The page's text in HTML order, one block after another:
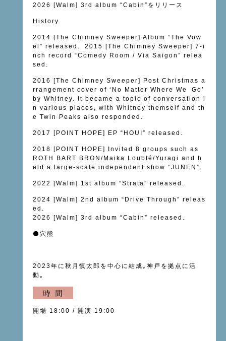
2026 [Walm] 3rd album “Cabin”をリリース
History
2014 [The Chimney Sweeper] Album “The Vow
el” released. 2015 [The Chimney Sweeper] 7-i
nch record “Comedy Room / Via Saigon” relea
sed.
2016 [The Chimney Sweeper] Post Christmas a
rrangement cover of ‘No Matter Where We Go’
by Whitney. It became a topic of conversation i
n various places, with Whitney themself and th
e Twin Peaks also responded.
2017 [POINT HOPE] EP “HOUI” released.
2018 [POINT HOPE] Invited 8 groups such as
ROTH BART BRON/Maika Loubté/Yuragi and h
eld a large-scale independent show “JUNEN”.
2022 [Walm] 1st album “Strata” released.
2024 [Walm] 2nd album “Drive Through” releas
ed.
2026 [Walm] 3rd album “Cabin” released.
⚫️ 穴熊
2023年に秋月慎太郎を中心に結成｡神戸を拠点に活
動｡
開場 18:00 / 開演 19:00